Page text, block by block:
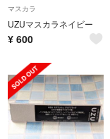
マスカラ
UZUマスカラネイビー
¥ 600